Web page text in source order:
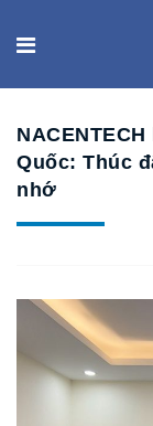
Quốc: Thúc
nhớ